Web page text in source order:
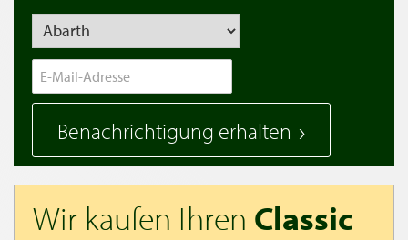
Benachrichtigung erhalten
Wir kaufen Ihren Classic